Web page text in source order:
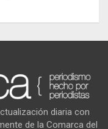
diaria con
de la Comarca del